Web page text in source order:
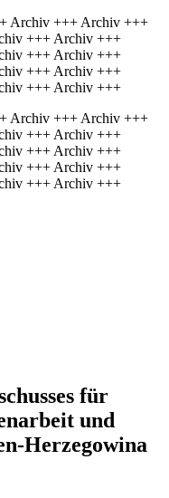
Archiv +++ Archiv +++
+++ Archiv +++
+++ Archiv +++
+++ Archiv +++
+++ Archiv +++
Archiv +++ Archiv +++
+++ Archiv +++
+++ Archiv +++
+++ Archiv +++
+++ Archiv +++
für
und
Herzegowina